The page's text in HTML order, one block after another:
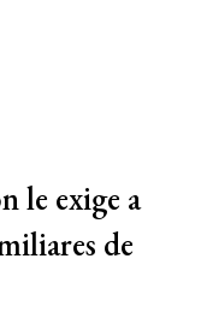
le exige a
de